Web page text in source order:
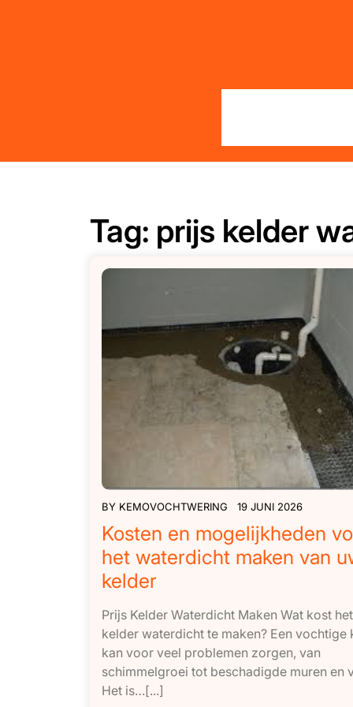
Tag: prijs kelder
BY KEMOVOCHTWERING 19 JUNI 2026
Kosten en mogelijkheden
het waterdicht maken van
kelder
Prijs Kelder Waterdicht Maken Wat kost
kelder waterdicht te maken? Een vochtige
kan voor veel problemen zorgen, van
schimmelgroei tot beschadigde muren en
Het is…[...]